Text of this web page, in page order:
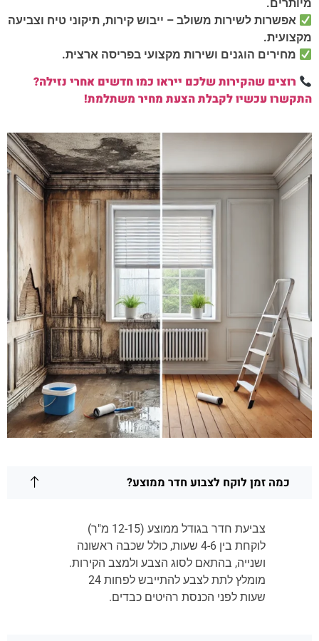
מיותרים.
אפשרות לשירות משולב – ייבוש קירות, תיקוני טיח וצביעה
מקצועית.
מחירים הוגנים ושירות מקצועי בפריסה ארצית.
רוצים שהקירות שלכם ייראו כמו חדשים אחרי נזילה?
התקשרו עכשיו לקבלת הצעת מחיר משתלמת!
כמה זמן לוקח לצבוע חדר ממוצע?
צביעת חדר בגודל ממוצע (12-15 מ"ר)
לוקחת בין 4-6 שעות, כולל שכבה ראשונה
ושנייה, בהתאם לסוג הצבע ולמצב הקירות.
מומלץ לתת לצבע להתייבש לפחות 24
שעות לפני הכנסת רהיטים כבדים.